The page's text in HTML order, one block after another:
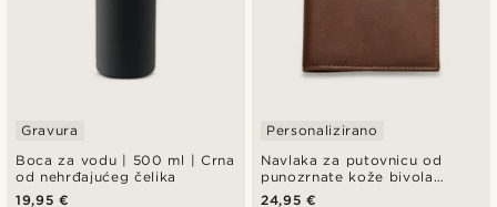
Boca za vodu | 500 ml | Crna
od nehrđajućeg čelika
Gravura
19,95 €
Navlaka za putovnicu od
punozrnate kože bivola
tamnosmeđe boje
Personalizirano
24,95 €